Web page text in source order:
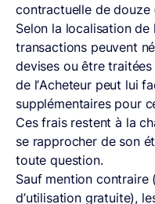
contractuelle de douze
Selon la localisation de
transactions peuvent
devises ou être
de l’Acheteur peut lui
supplémentaires pour
Ces frais restent à la
se rapprocher de son
toute question.
Sauf mention contraire
d’utilisation gratuite),